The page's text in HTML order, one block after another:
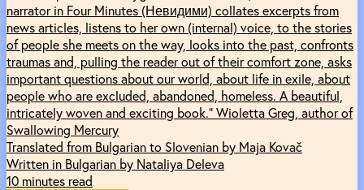
narrator in Four Minutes (Невидими) collates excerpts from
news articles, listens to her own (internal) voice, to the stories
of people she meets on the way, looks into the past, confronts
traumas and, pulling the reader out of their comfort zone, asks
important questions about our world, about life in exile, about
people who are excluded, abandoned, homeless. A beautiful,
intricately woven and exciting book.” Wioletta Greg, author of
Swallowing Mercury
Translated from Bulgarian to Slovenian by Maja Kovač
Written in Bulgarian by Nataliya Deleva
10 minutes read